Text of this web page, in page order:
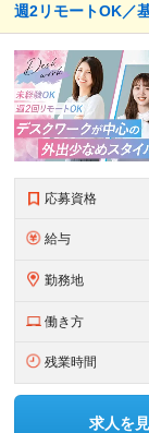
週2リモートOK／
応募資格
給与
勤務地
働き方
残業時間
求人を